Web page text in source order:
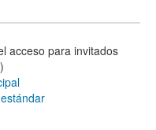
acceso para invitados
)